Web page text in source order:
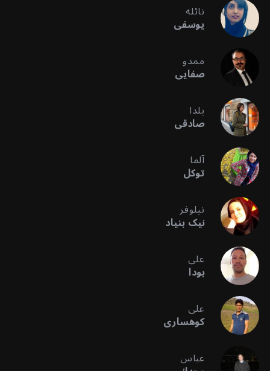
نائله
یوسفی
ممدو
صفایی
یلدا
صادقی
آلما
توکل
نیلوفر
نیک بنیاد
علی
بودا
علی
کوهساری
عباس